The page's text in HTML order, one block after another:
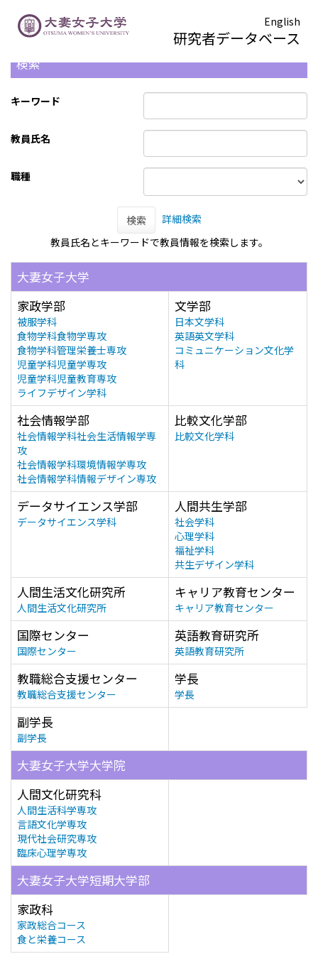
English
研究者データベース
検索
キーワード
教員氏名
職種
検索
詳細検索
教員氏名とキーワードで教員情報を検索します。
大妻女子大学
家政学部
被服学科
食物学科食物学専攻
食物学科管理栄養士専攻
児童学科児童学専攻
児童学科児童教育専攻
ライフデザイン学科
文学部
日本文学科
英語英文学科
コミュニケーション文化学
科
社会情報学部
社会情報学科社会生活情報学専
攻
社会情報学科環境情報学専攻
社会情報学科情報デザイン専攻
比較文化学部
比較文化学科
データサイエンス学部
データサイエンス学科
人間共生学部
社会学科
心理学科
福祉学科
共生デザイン学科
人間生活文化研究所
人間生活文化研究所
キャリア教育センター
キャリア教育センター
国際センター
国際センター
英語教育研究所
英語教育研究所
教職総合支援センター
教職総合支援センター
学長
学長
副学長
副学長
大妻女子大学大学院
人間文化研究科
人間生活科学専攻
言語文化学専攻
現代社会研究専攻
臨床心理学専攻
大妻女子大学短期大学部
家政科
家政総合コース
食と栄養コース